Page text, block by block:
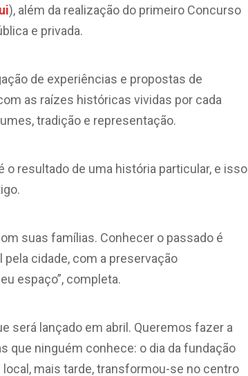
), além da realização do primeiro Concurso
e privada.
de experiências e propostas de
as raízes históricas vividas por cada
tradição e representação.
resultado de uma história particular, e isso
suas famílias. Conhecer o passado é
cidade, com a preservação
espaço”, completa.
será lançado em abril. Queremos fazer a
que ninguém conhece: o dia da fundação
local, mais tarde, transformou-se no centro